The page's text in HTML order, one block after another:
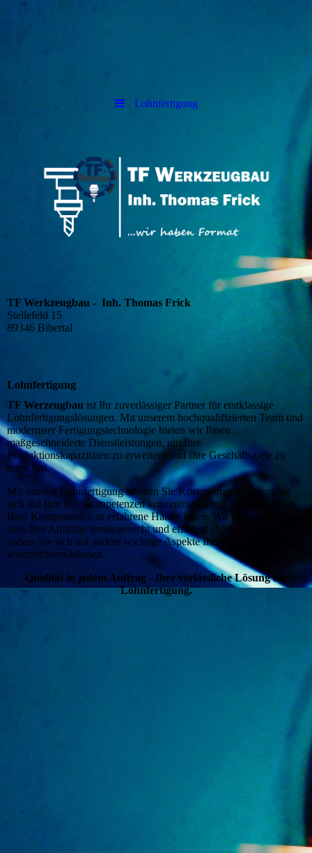
Lohnfertigung
TF Werkzeugbau - Inh. Thomas Frick
Stellefeld 15
89346 Bibertal
Lohnfertigung
TF Werzeugbau ist Ihr zuverlässiger Partner für erstklassige
Lohnfertigungslösungen. Mit unserem hochqualifizierten Team und
modernster Fertigungstechnologie bieten wir Ihnen
maßgeschneiderte Dienstleistungen, um Ihre
Produktionskapazitäten zu erweitern und Ihre Geschäftsziele zu
erreichen.
Mit unserer Lohnfertigung können Sie Kosten sparen, indem Sie
sich auf Ihre Kernkompetenzen konzentrieren und die Produktion
Ihrer Komponenten in erfahrene Hände legen. Wir stellen sicher,
dass Ihre Aufträge termingerecht und effizient abgewickelt werden,
sodass Sie sich auf andere wichtige Aspekte Ihres Unternehmens
konzentrieren können.
Qualität in jedem Auftrag - Ihre verlässliche Lösung für
Lohnfertigung.